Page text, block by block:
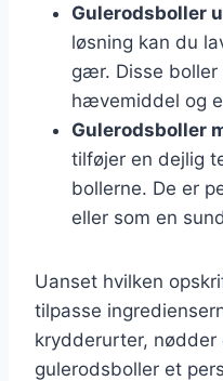
Gulerodsboller
løsning kan du
gær. Disse boller
hævemiddel og
Gulerodsboller
tilføjer en dejlig
bollerne. De er
eller som en
Uanset hvilken
tilpasse
krydderurter,
gulerodsboller et